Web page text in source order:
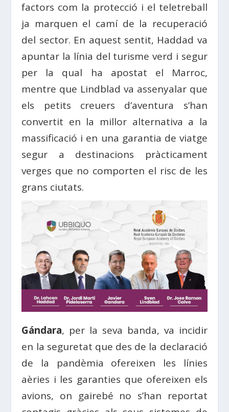
factors com la protecció i el teletreball
ja marquen el camí de la recuperació
del sector. En aquest sentit, Haddad va
apuntar la línia del turisme verd i segur
per la qual ha apostat el Marroc,
mentre que Lindblad va assenyalar que
els petits creuers d’aventura s’han
convertit en la millor alternativa a la
massificació i en una garantia de viatge
segur a destinacions pràcticament
verges que no comporten el risc de les
grans ciutats.
Gándara, per la seva banda, va incidir
en la seguretat que des de la declaració
de la pandèmia ofereixen les línies
aèries i les garanties que ofereixen els
avions, on gairebé no s’han reportat